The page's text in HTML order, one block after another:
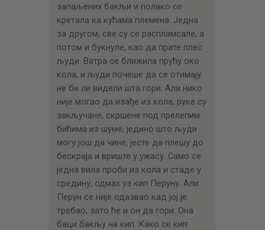
запаљених бакљи и полако се
кретала ка кућама племена. Једна
за другом, све су се распламсале, а
потом и букнуле, као да прате плес
људи. Ватра се ближила прућу око
кола, и људи почеше да се отимају
не би ли видели шта гори. Али нико
није могао да изађе из кола, руке су
закључане, скршене под прелепим
бићима из шуме, једино што људи
могу још да чине, јесте да плешу до
бескраја и вриште у ужасу. Само се
једна вила проби из кола и стаде у
средину, одмах уз кип Перуну. Али
Перун се није одазвао кад јој је
требао, зато ће и он да гори. Она
баци бакљу на кип. Како се кип